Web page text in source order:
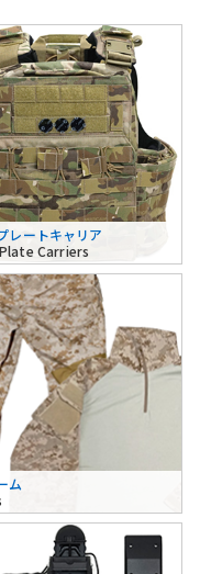
レートキャリア
Carriers
ム